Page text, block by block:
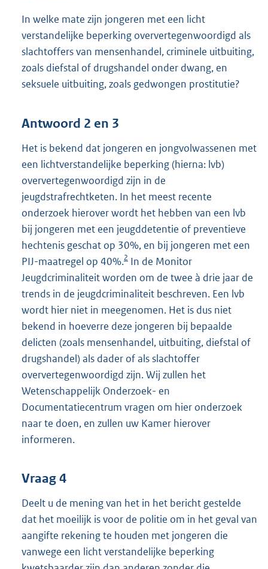
In welke mate zijn jongeren met een licht
verstandelijke beperking oververtegenwoordigd als
slachtoffers van mensenhandel, criminele uitbuiting,
zoals diefstal of drugshandel onder dwang, en
seksuele uitbuiting, zoals gedwongen prostitutie?
Antwoord 2 en 3
Het is bekend dat jongeren en jongvolwassenen met
een lichtverstandelijke beperking (hierna: lvb)
oververtegenwoordigd zijn in de
jeugdstrafrechtketen. In het meest recente
onderzoek hierover wordt het hebben van een lvb
bij jongeren met een jeugddetentie of preventieve
hechtenis geschat op 30%, en bij jongeren met een
PIJ-maatregel op 40%.2 In de Monitor
Jeugdcriminaliteit worden om de twee à drie jaar de
trends in de jeugdcriminaliteit beschreven. Een lvb
wordt hier niet in meegenomen. Het is dus niet
bekend in hoeverre deze jongeren bij bepaalde
delicten (zoals mensenhandel, uitbuiting, diefstal of
drugshandel) als dader of als slachtoffer
oververtegenwoordigd zijn. Wij zullen het
Wetenschappelijk Onderzoek- en
Documentatiecentrum vragen om hier onderzoek
naar te doen, en zullen uw Kamer hierover
informeren.
Vraag 4
Deelt u de mening van het in het bericht gestelde
dat het moeilijk is voor de politie om in het geval van
aangifte rekening te houden met jongeren die
vanwege een licht verstandelijke beperking